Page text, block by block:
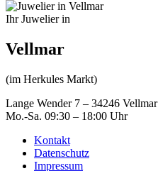
Ihr Juwelier in
Vellmar
(im Herkules Markt)
Lange Wender 7 – 34246 Vellmar
Mo.-Sa. 09:30 – 18:00 Uhr
Kontakt
Datenschutz
Impressum